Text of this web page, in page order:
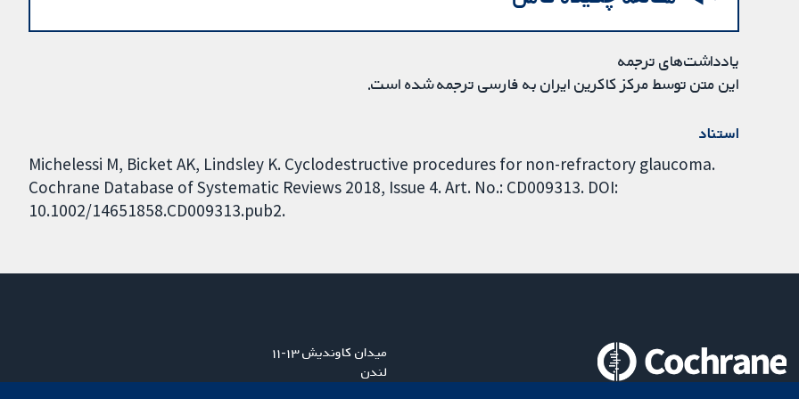
یادداشت‌های ترجمه
این متن توسط مرکز کاکرین ایران به فارسی ترجمه شده است.
استناد
Michelessi M, Bicket AK, Lindsley K. Cyclodestructive procedures for non-refractory glaucoma.
Cochrane Database of Systematic Reviews 2018, Issue 4. Art. No.: CD009313. DOI:
10.1002/14651858.CD009313.pub2.
میدان کاوندیش ۱۳-۱۱
لندن